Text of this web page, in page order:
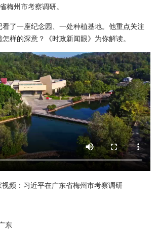
梅州市考察调研。
了一座纪念园、一处种植基地。他重点关注
样的深意？《时政新闻眼》为你解读。
频：习近平在广东省梅州市考察调研
东